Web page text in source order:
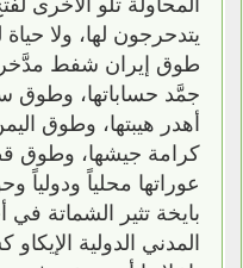
يتدحرجون لها، ولا
طوق إيران شفط
جمَّد حساباتها، وطوق
أهدر هيبتها، وطوق
كرامة جيشها، وطوق
عوراتها محلياً ودولياً
بايخة تثير الشماتة
المدني الدولية